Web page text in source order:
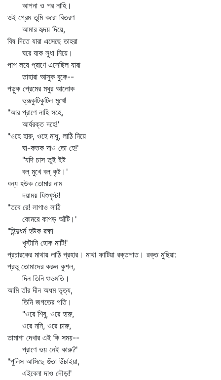
আপনা ও পর নাহি।
ওই প্রেম তুমি করো বিতরণ
আমার হৃদয় দিয়ে,
বিষ দিতে যারা এসেছে তাহরা
ঘরে যাক সুধা নিয়ে।
পাপ লয়ে প্রাণে এসেছিল যারা
তাহারা আসুক বুকে--
পড়ুক প্রেমের মধুর আলোক
ভ্রূকুটিকুটিল মুখে!
"আর প্রাণে নাহি সহে,
আর্যরক্ত দহে!'
"ওহে হারু, ওহে মাধু, লাঠি নিয়ে
ঘা-কতক দাও তো হে!'
"যদি চাস তুই ইষ্ট
বল্‌ মুখে বল্‌ কৃষ্ট।'
ধন্য হউক তোমার নাম
দয়াময় যিশুখৃস্ট!
"তবে রে! লাগাও লাঠি
কোমরে কাপড় আঁটি।'
"হিন্দুধর্ম হউক রক্ষা
খৃস্টানি হোক মাটি!'
প্রচারকের মাথায় লাঠি প্রহার। মাথা ফাটিয়া রক্তপাত। রক্ত মুছিয়া:
প্রভু তোমাদের করুন কুশল,
দিন তিনি শুভমতি।
আমি তাঁর দীন অধম ভৃত্য,
তিনি জগতের পতি।
"ওরে শিবু, ওরে হারু,
ওরে ননি, ওরে চারু,
তামাশা দেখার এই কি সময়--
প্রাণে ভয় নেই কারু?'
"পুলিস আসিছে গুঁতা উঁচাইয়া,
এইবেলা দাও দৌড়!'